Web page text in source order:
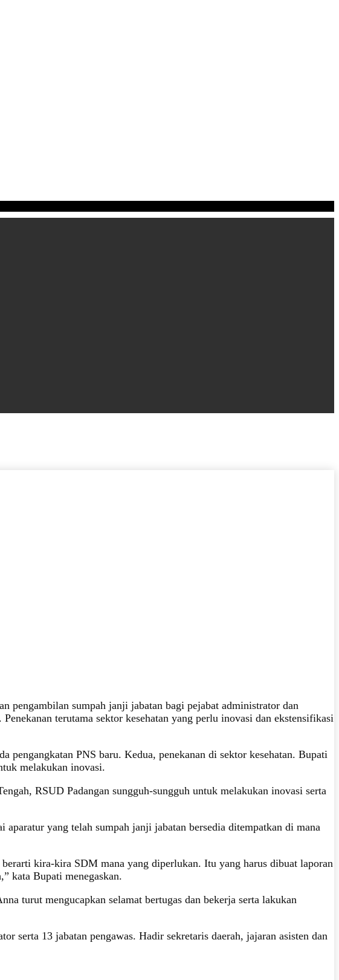
pengambilan sumpah janji jabatan bagi pejabat administrator dan
terutama sektor kesehatan yang perlu inovasi dan ekstensifikasi
PNS baru. Kedua, penekanan di sektor kesehatan. Bupati
melakukan inovasi.
RSUD Padangan sungguh-sungguh untuk melakukan inovasi serta
yang telah sumpah janji jabatan bersedia ditempatkan di mana
kira-kira SDM mana yang diperlukan. Itu yang harus dibuat laporan
kata Bupati menegaskan.
turut mengucapkan selamat bertugas dan bekerja serta lakukan
serta 13 jabatan pengawas. Hadir sekretaris daerah, jajaran asisten dan